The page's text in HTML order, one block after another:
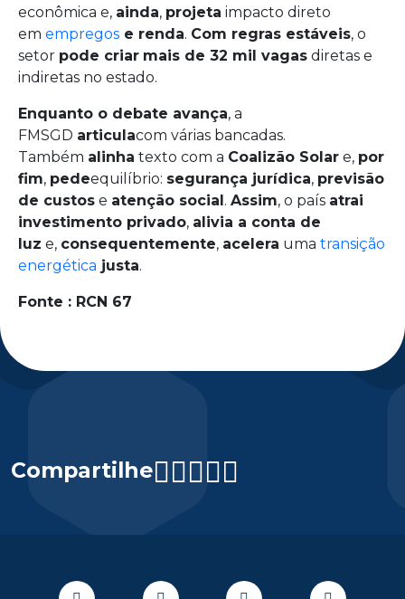
econômica e, ainda, projeta impacto direto
em empregos e renda. Com regras estáveis, o
setor pode criar mais de 32 mil vagas diretas e
indiretas no estado.
Enquanto o debate avança, a
FMSGD articulacom várias bancadas.
Também alinha texto com a Coalizão Solar e, por
fim, pedeequilíbrio: segurança jurídica, previsão
de custos e atenção social. Assim, o país atrai
investimento privado, alivia a conta de
luz e, consequentemente, acelera uma transição
energética justa.
Fonte : RCN 67
Compartilhe